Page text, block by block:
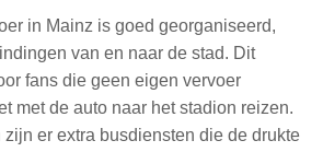
in Mainz is goed georganiseerd,
van en naar de stad. Dit
fans die geen eigen vervoer
met de auto naar het stadion reizen.
er extra busdiensten die de drukte